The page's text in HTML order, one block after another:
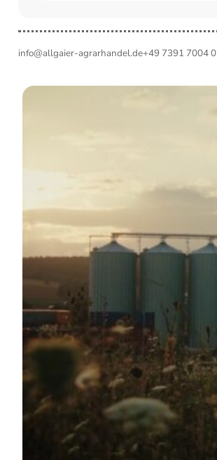
info@allgaier-agrarhandel.de+49 7391 7004 0